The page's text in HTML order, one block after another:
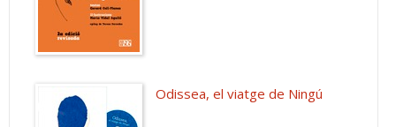
Odissea, el viatge de Ningú